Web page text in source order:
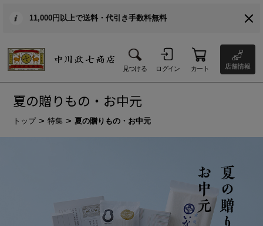
11,000円以上で送料・代引き手数料無料
見つける ログイン カート 店舗情報
夏の贈りもの・お中元
トップ 特集 夏の贈りもの・お中元